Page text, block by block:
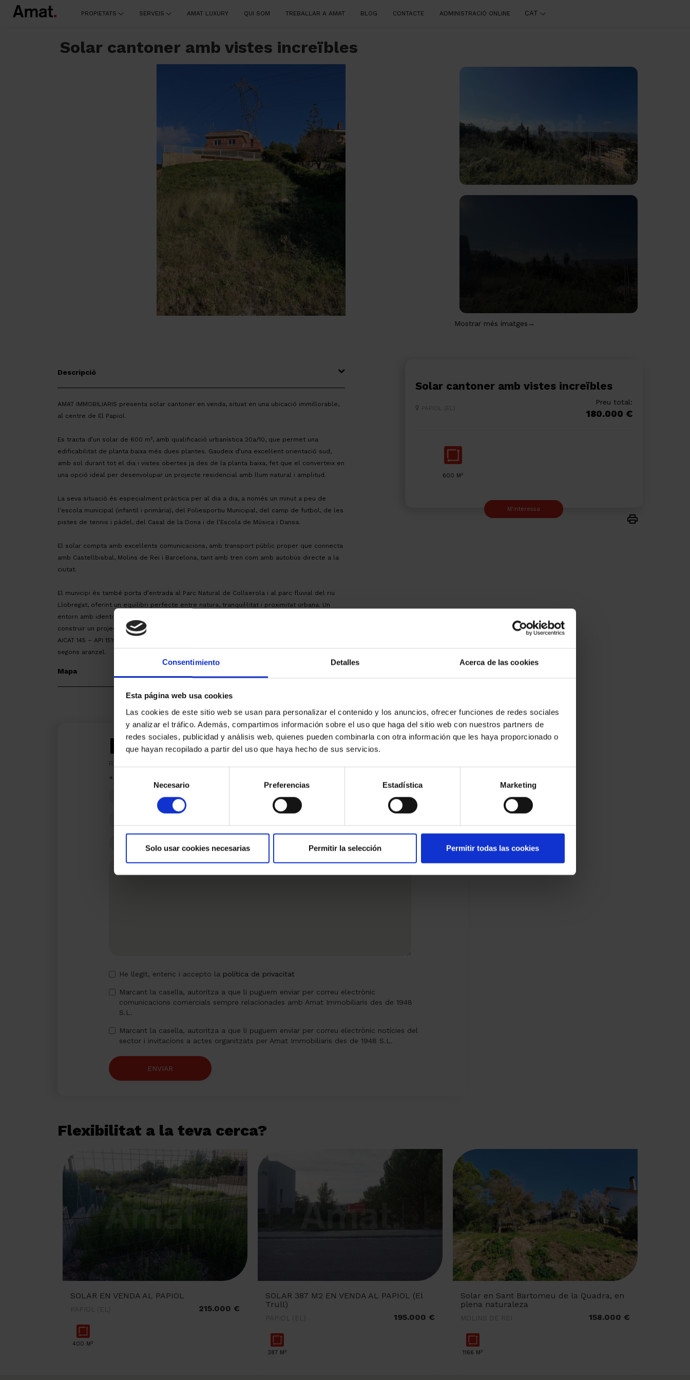
Consentimiento Detalles Acerca de las cookies
Esta página web usa cookies
Las cookies de este sitio web se usan para personalizar el contenido y los anuncios, ofrecer funciones de redes sociales
y analizar el tráfico. Además, compartimos información sobre el uso que haga del sitio web con nuestros partners de
redes sociales, publicidad y análisis web, quienes pueden combinarla con otra información que les haya proporcionado o
que hayan recopilado a partir del uso que haya hecho de sus servicios.
consentimiento
Necesario Preferencias Estadística Marketing
Solo usar cookies necesarias Permitir la selección Permitir todas las cookies
PROPIETATS SERVEIS AMAT LUXURY QUI SOM TREBALLAR A AMAT BLOG CONTACTE ADMINISTRACIÓ ONLINE CAT
Solar cantoner amb vistes increïbles
Mostrar més imatges→
Descripció
AMAT IMMOBILIARIS presenta solar cantoner en venda, situat en una ubicació immillorable,
al centre de El Papiol.
Es tracta d’un solar de 600 m², amb qualificació urbanística 20a/10, que permet una
edificabilitat de planta baixa més dues plantes. Gaudeix d’una excel·lent orientació sud,
amb sol durant tot el dia i vistes obertes ja des de la planta baixa, fet que el converteix en
una opció ideal per desenvolupar un projecte residencial amb llum natural i amplitud.
La seva situació és especialment pràctica per al dia a dia, a només un minut a peu de
l’escola municipal (infantil i primària), del Poliesportiu Municipal, del camp de futbol, de les
pistes de tennis i pàdel, del Casal de la Dona i de l’Escola de Música i Dansa.
El solar compta amb excel·lents comunicacions, amb transport públic proper que connecta
amb Castellbisbal, Molins de Rei i Barcelona, tant amb tren com amb autobús directe a la
ciutat.
El municipi és també porta d’entrada al Parc Natural de Collserola i al parc fluvial del riu
Llobregat, oferint un equilibri perfecte entre natura, tranquil·litat i proximitat urbana. Un
entorn amb identitat pròpia, ambient familiar i qualitat de vida, ideal per a qui busca
construir un projecte a mida en un poble amb encant i tots els serveis.
AICAT 145 – API 1519 -| Impost ITP, segons tipus vigent. Despeses notarials i registrals,
segons aranzel.
Mapa
Solar cantoner amb vistes increïbles
PAPIOL (EL)
Preu total:
180.000 €
600 M2
M'interessa
Estic interessat
Ref.:
*Camps requerits
Missatge
He llegit, entenc i accepto la política de privacitat
Marcant la casella, autoritza a que li puguem enviar per correu electrònic
comunicacions comercials sempre relacionades amb Amat Immobiliaris des de 1948
S.L.
Marcant la casella, autoritza a que li puguem enviar per correu electrònic notícies del
sector i invitacions a actes organitzats per Amat Immobiliaris des de 1948 S.L.
ENVIAR
Flexibilitat a la teva cerca?
SOLAR EN VENDA AL PAPIOL
PAPIOL (EL) 215.000 €
400 M2
SOLAR 387 M2 EN VENDA AL PAPIOL (El
Trull)
PAPIOL (EL) 195.000 €
387 M2
Solar en Sant Bartomeu de la Quadra, en
plena naturaleza
MOLINS DE REI 158.000 €
1166 M2